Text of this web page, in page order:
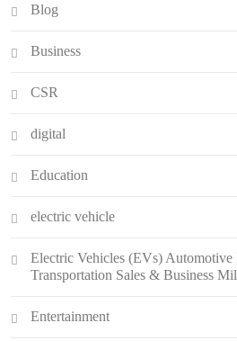
Blog
Business
CSR
digital
Education
electric vehicle
Electric Vehicles (EVs) Automotive
Transportation Sales & Business
Entertainment